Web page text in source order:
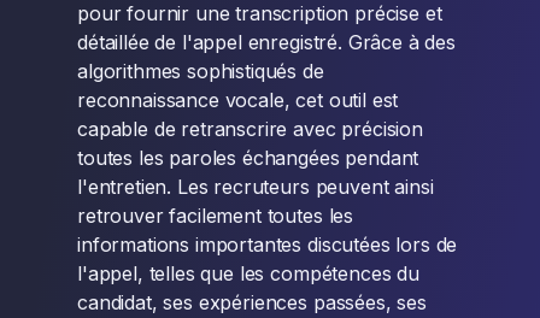
pour fournir une transcription précise et
détaillée de l'appel enregistré. Grâce à des
algorithmes sophistiqués de
reconnaissance vocale, cet outil est
capable de retranscrire avec précision
toutes les paroles échangées pendant
l'entretien. Les recruteurs peuvent ainsi
retrouver facilement toutes les
informations importantes discutées lors de
l'appel, telles que les compétences du
candidat, ses expériences passées, ses